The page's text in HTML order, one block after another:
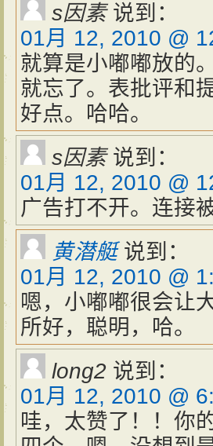
s因素 说到：
01月 12, 2010 @
就算是小嘟嘟放的
就忘了。表批评和
好点。哈哈。
s因素 说到：
01月 12, 2010 @
广告打不开。连接
黄潜艇 说到：
01月 12, 2010 @
嗯，小嘟嘟很会让
所好，聪明，哈。
long2 说到：
01月 12, 2010 @
哇，太赞了！！你